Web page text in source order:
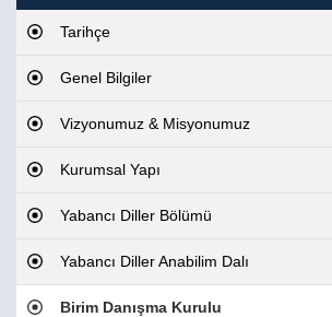
Tarihçe
Genel Bilgiler
Vizyonumuz & Misyonumuz
Kurumsal Yapı
Yabancı Diller Bölümü
Yabancı Diller Anabilim Dalı
Birim Danışma Kurulu